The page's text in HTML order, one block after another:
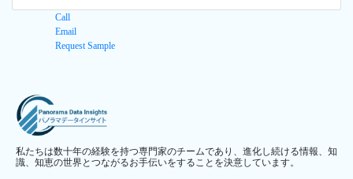
Call
Email
Request Sample
私たちは数十年の経験を持つ専門家のチームであり、進化し続ける情報、知
識、知恵の世界とつながるお手伝いをすることを決意しています。